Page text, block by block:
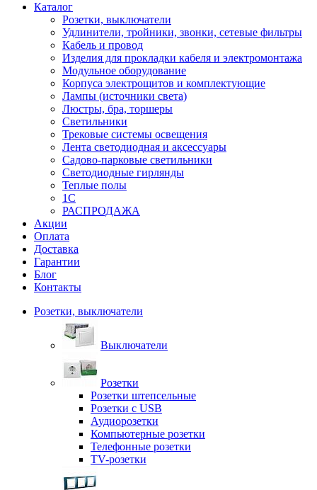
Каталог
Розетки, выключатели
Удлинители, тройники, звонки, сетевые фильтры
Кабель и провод
Изделия для прокладки кабеля и электромонтажа
Модульное оборудование
Корпуса электрощитов и комплектующие
Лампы (источники света)
Люстры, бра, торшеры
Светильники
Трековые системы освещения
Лента светодиодная и аксессуары
Садово-парковые светильники
Светодиодные гирлянды
Теплые полы
1С
РАСПРОДАЖА
Акции
Оплата
Доставка
Гарантии
Блог
Контакты
Розетки, выключатели
Выключатели
Розетки
Розетки штепсельные
Розетки с USB
Аудиорозетки
Компьютерные розетки
Телефонные розетки
TV-розетки